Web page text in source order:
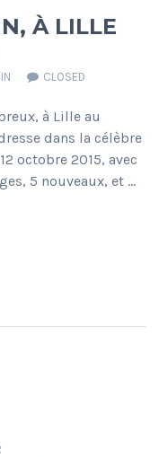
À LILLE
CLOSED
à Lille au
dans la célèbre
octobre 2015, avec
5 nouveaux, et …